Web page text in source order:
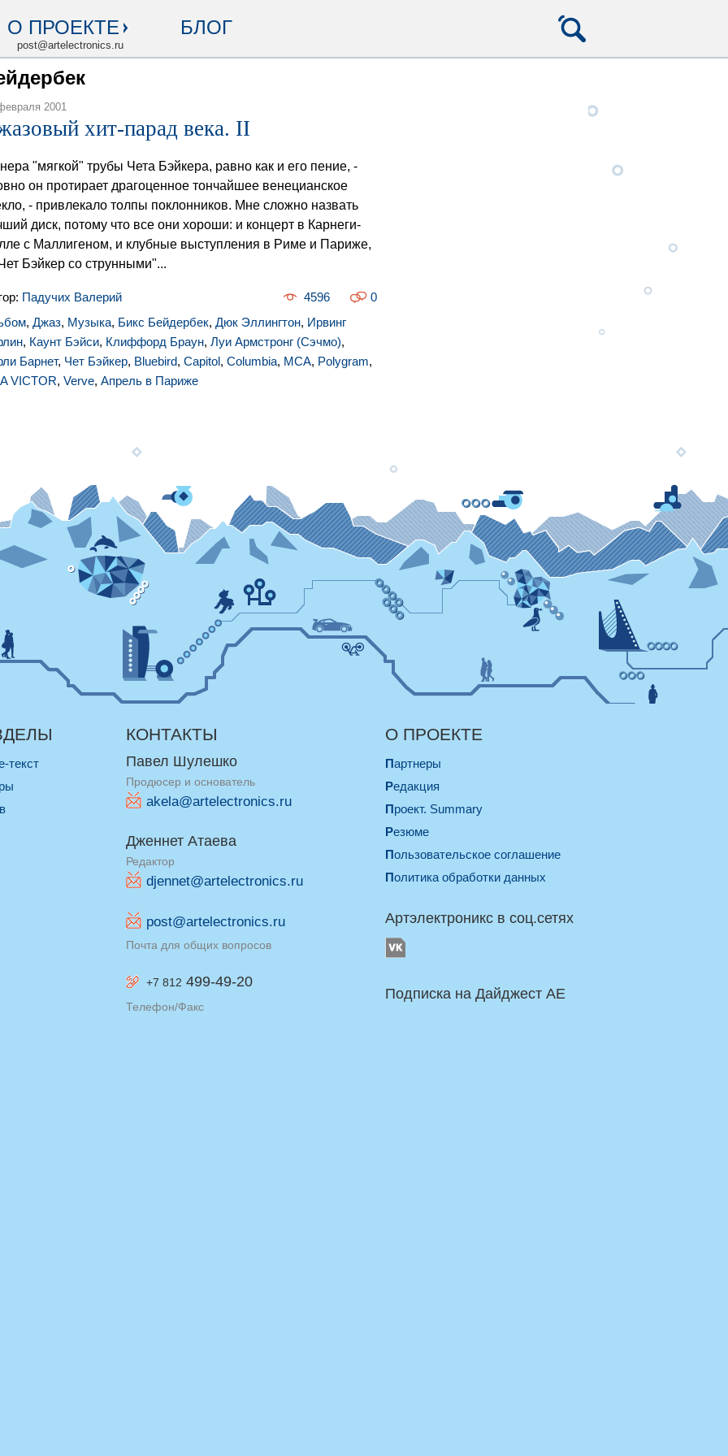
О ПРОЕКТЕ
post@artelectronics.ru
БЛОГ
2001
хит-парад века. II
"мягкой" трубы Чета Бэйкера, равно как и его пение, -
он протирает драгоценное тончайшее венецианское
- привлекало толпы поклонников. Мне сложно назвать
диск, потому что все они хороши: и концерт в Карнеги-
с Маллигеном, и клубные выступления в Риме и Париже,
Бэйкер со струнными"...
Падучих Валерий 0
4596
, Джаз, Музыка, Бикс Бейдербек, Дюк Эллингтон, Ирвинг
, Каунт Бэйси, Клиффорд Браун, Луи Армстронг (Сэчмо),
Барнет, Чет Бэйкер, Bluebird, Capitol, Columbia, MCA, Polygram,
VICTOR, Verve, Апрель в Париже
текст
КОНТАКТЫ
Павел Шулешко
Продюсер и основатель
akela@artelectronics.ru
Дженнет Атаева
Редактор
djennet@artelectronics.ru
post@artelectronics.ru
Почта для общих вопросов
+7 812 499-49-20
Телефон/Факс
О ПРОЕКТЕ
Партнеры
Редакция
Проект. Summary
Резюме
Пользовательское соглашение
Политика обработки данных
Артэлектроникс в соц.сетях
Подписка на Дайджест AE